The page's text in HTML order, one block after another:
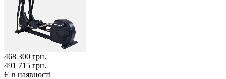
468 300 грн.
491 715 грн.
Є в наявності